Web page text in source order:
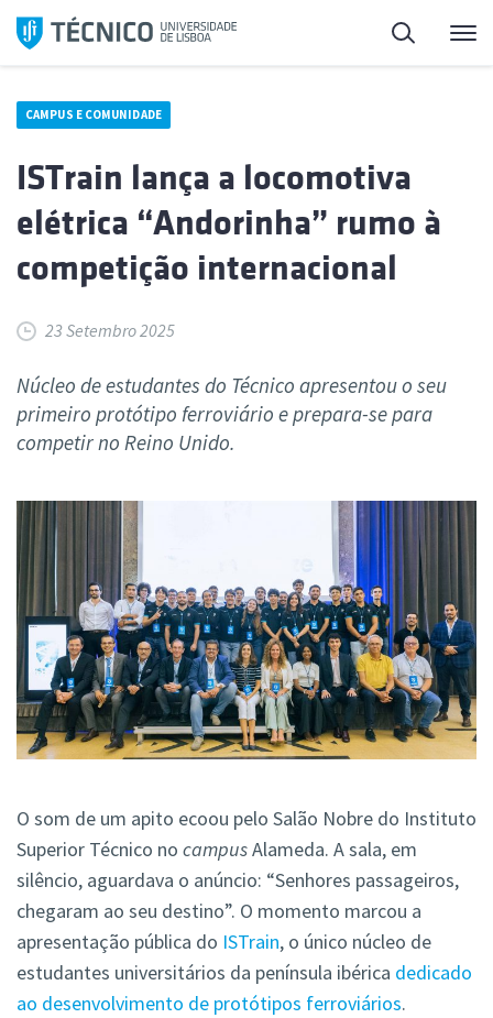
Saltar
para
Pesquisa
CAMPUS E COMUNIDADE
ISTrain lança a locomotiva
elétrica “Andorinha” rumo à
competição internacional
23 Setembro 2025
Núcleo de estudantes do Técnico apresentou o seu
primeiro protótipo ferroviário e prepara-se para
competir no Reino Unido.
O som de um apito ecoou pelo Salão Nobre do Instituto
Superior Técnico no campusAlameda. A sala, em
silêncio, aguardava o anúncio: “Senhores passageiros,
chegaram ao seu destino”. O momento marcou a
apresentação pública do ISTrain, o único núcleo de
estudantes universitários da península ibérica dedicado
ao desenvolvimento de protótipos ferroviários.